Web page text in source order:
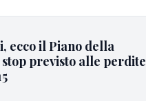
ecco il Piano della
previsto alle perdite